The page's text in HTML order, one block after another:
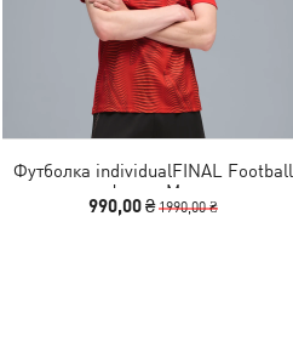
Футболка individualFINAL Football
Jersey Men
990,00 ₴1990,00 ₴